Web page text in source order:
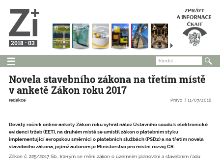
2018 03
Novela stavebního zákona na třetím místě
v anketě Zákon roku 2017
redakce 11/07/2018
Právo
Devátý ročník online ankety Zákon roku vyhrál nález Ústavního soudu k elektronické
evidenci tržeb (EET), na druhém místě se umístil zákon o platebním styku
implementující evropskou směrnici o platebních službách (PSD2) a na třetím novela
stavebního zákona, jejímž autorem je Ministerstvo pro místní rozvoj ČR.
Zákon č. 225/2017 Sb., kterým se mění zákon o územním plánování a stavebním řádu